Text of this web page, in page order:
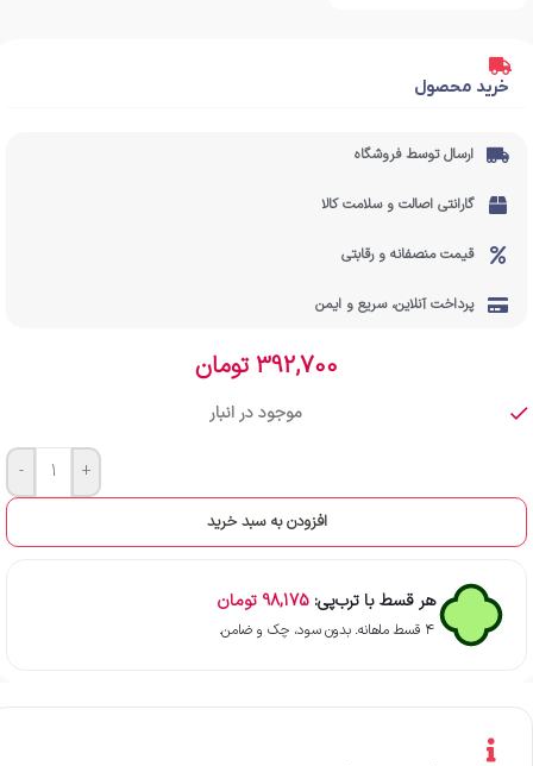
خرید محصول
ارسال توسط فروشگاه
گارانتی اصالت و سلامت کالا
قیمت منصفانه و رقابتی
پرداخت آنلاین، سریع و ایمن
392,700 تومان
موجود در انبار
- +
افزودن به سبد خرید
هر قسط با ترب‌پی: 98,175 تومان
۴ قسط ماهانه. بدون سود، چک و ضامن.